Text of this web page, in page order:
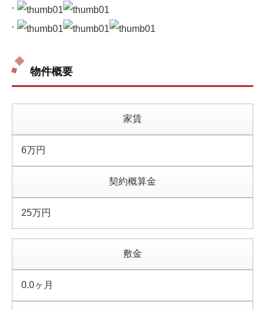
物件概要
家賃
6万円
契約概算金
25万円
敷金
0.0ヶ月